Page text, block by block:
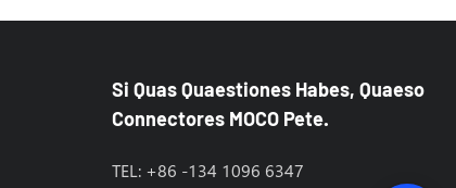
Si Quas Quaestiones Habes, Quaeso
Connectores MOCO Pete.
TEL: +86 -134 1096 6347